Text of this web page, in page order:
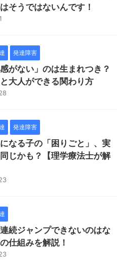
そうではないんです！
発達障害
感がない」のは生まれつき？
大人ができる関わり方
発達障害
なる子の「困りごと」、実
じかも？【理学療法士が解
続ジャンプできないのはな
仕組みを解説！